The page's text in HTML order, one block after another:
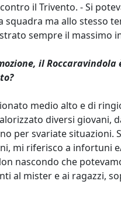
il Trivento. - Si
ma allo stesso
sempre il massimo
il Roccaravindola
medio alto e di
diversi giovani,
per svariate situazioni.
mi riferisco a infortuni
nascondo che
al mister e ai ragazzi,